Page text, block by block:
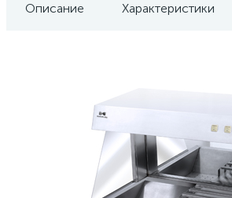
Описание Характеристики